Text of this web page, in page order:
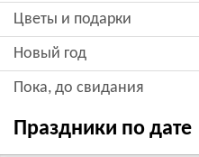
цветы и подарки
новый год
пока, до свидания
Праздники по дате